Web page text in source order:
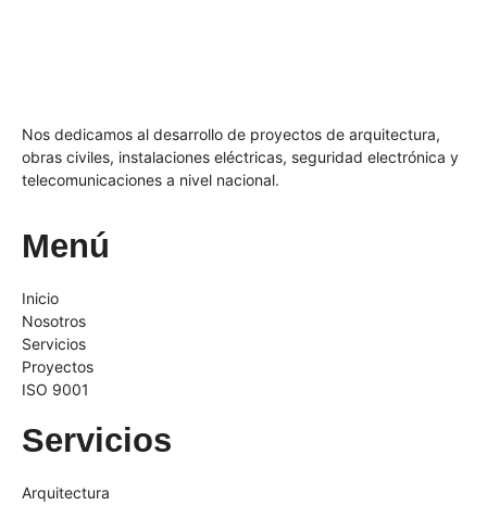
Nos dedicamos al desarrollo de proyectos de arquitectura,
obras civiles, instalaciones eléctricas, seguridad electrónica y
telecomunicaciones a nivel nacional.
Menú
Inicio
Nosotros
Servicios
Proyectos
ISO 9001
Servicios
Arquitectura